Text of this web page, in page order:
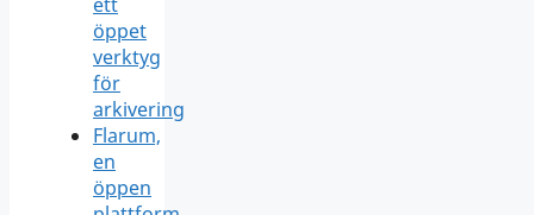
öppet
verktyg
för
arkivering
Flarum,
en
öppen